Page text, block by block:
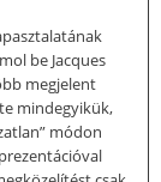
be Jacques
megjelent
mindegyikük,
módon